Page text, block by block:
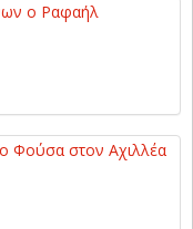
ο Ραφαήλ
Φούσα στον Αχιλλέα